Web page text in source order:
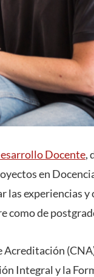
Docente,
en
experiencias y
como de
Acreditación
Integral y la